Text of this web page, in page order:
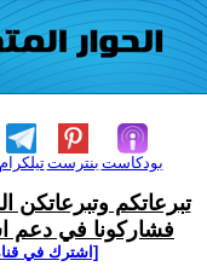
تيلكرامبنترست بودكاست
تبرعاتكم وتبرعاتكن
فشاركونا في دعم
[اشترك في